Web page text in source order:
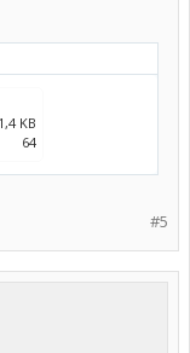
KB
64
#5